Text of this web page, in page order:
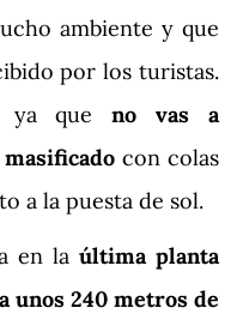
ambiente y que
por los turistas.
ya queno vas a
con colas
a la puesta de sol.
en la última planta
unos 240 metros de